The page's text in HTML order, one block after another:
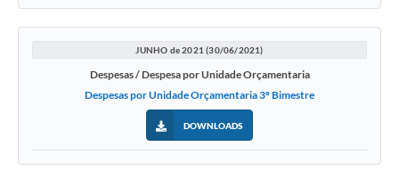
JUNHO de 2021 (30/06/2021)
Despesas / Despesa por Unidade Orçamentaria
Despesas por Unidade Orçamentaria 3º Bimestre
DOWNLOADS